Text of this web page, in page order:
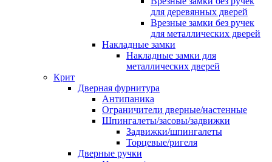
для деревянных дверей
Врезные замки без ручек
для металлических дверей
Накладные замки
Накладные замки для
металлических дверей
Крит
Дверная фурнитура
Антипаника
Ограничители дверные/настенные
Шпингалеты/засовы/задвижки
Задвижки/шпингалеты
Торцевые/ригеля
Дверные ручки